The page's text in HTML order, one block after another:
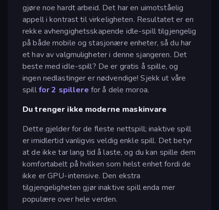
gjøre noe hardt arbeid. Det har en uimotståelig
appell i kontrast til virkeligheten. Resultatet er en
rekke avhengighetsskapende idle-spill tilgjengelig
på både mobile og stasjonære enheter, så du har
et hav av valgmuligheter i denne sjangeren. Det
beste med idle-spill? De er gratis å spille, og
ingen nedlastinger er nødvendige! Sjekk ut våre
spillfor 2 spillere for å dele moroa.
Du trenger ikke moderne maskinvare
Dette gjelder for de fleste nettspill; inaktive spill
er imidlertid vanligvis veldig enkle spill. Det betyr
at de ikke tar lang tid å laste, og du kan spille dem
komfortabelt på hvilken som helst enhet fordi de
ikke er GPU-intensive. Den ekstra
tilgjengeligheten gjør inaktive spill enda mer
populære over hele verden.